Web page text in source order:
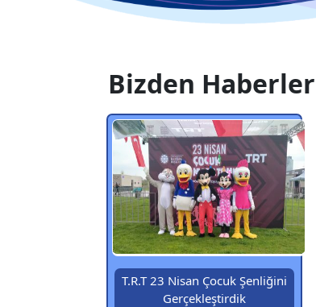
Bizden Haberler
T.R.T 23 Nisan Çocuk Şenliğini
Gerçekleştirdik